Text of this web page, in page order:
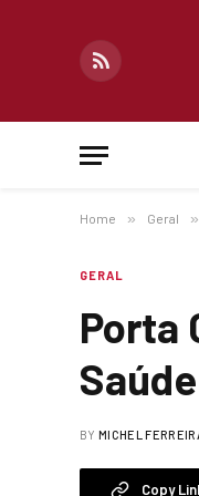
RSS
Home » Geral »
GERAL
Porta
BY MICHEL
Copy